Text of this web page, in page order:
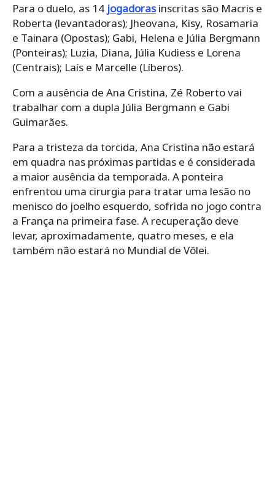
Para o duelo, as 14 jogadorasinscritas são Macris e
Roberta (levantadoras); Jheovana, Kisy, Rosamaria
e Tainara (Opostas); Gabi, Helena e Júlia Bergmann
(Ponteiras); Luzia, Diana, Júlia Kudiess e Lorena
(Centrais); Laís e Marcelle (Líberos).
Com a ausência de Ana Cristina, Zé Roberto vai
trabalhar com a dupla Júlia Bergmann e Gabi
Guimarães.
Para a tristeza da torcida, Ana Cristina não estará
em quadra nas próximas partidas e é considerada
a maior ausência da temporada. A ponteira
enfrentou uma cirurgia para tratar uma lesão no
menisco do joelho esquerdo, sofrida no jogo contra
a França na primeira fase. A recuperação deve
levar, aproximadamente, quatro meses, e ela
também não estará no Mundial de Vôlei.